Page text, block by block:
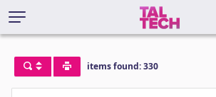
items found: 330